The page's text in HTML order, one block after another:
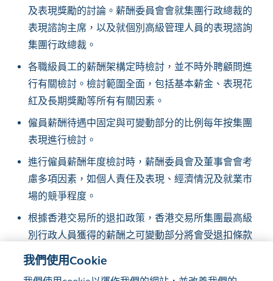
及表現獎勵的討論。薪酬委員會會就集團行政總裁的
表現諮詢主席，以及就個別高級管理人員的表現諮詢
集團行政總裁。
各職級員工的薪酬架構定時檢討，並不時外聘顧問進
行有關檢討。檢討範圍全面，包括基本薪金、表現花
紅及長期獎勵等所有有關因素。
僱員薪酬待遇中固定與可變動部分的比例每年按集團
表現進行檢討。
進行僱員薪酬年度檢討時，薪酬委員會及董事會會考
慮多項因素，如個人責任及表現、經濟情況及就業市
場的競爭程度。
根據香港交易所的退扣政策，香港交易所集團最高級
別行政人員獲得的薪酬之可變動部分將會受退扣條款
所約束。
非執行董事袍金及僱員薪酬的每年檢討詳情載於 薪酬
我們使用Cookie